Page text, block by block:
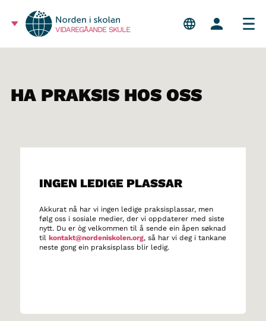
VIDAREGÅANDE SKULE
HA PRAKSIS HOS OSS
INGEN LEDIGE PLASSAR
Akkurat nå har vi ingen ledige praksisplassar, men
følg oss i sosiale medier, der vi oppdaterer med siste
nytt. Du er òg velkommen til å sende ein åpen søknad
til kontakt@nordeniskolen.org, så har vi deg i tankane
neste gong ein praksisplass blir ledig.